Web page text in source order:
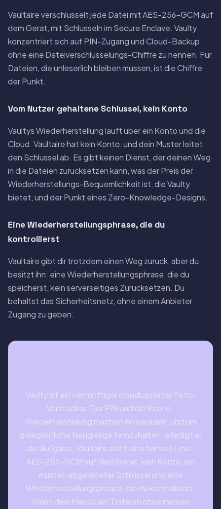
Vaultaire verschlusselt jede Datei mit AES-256-GCM auf
dem Gerat, mit Schlusseln im Secure Enclave. Vaulty
konzentriert sich auf PIN-Zugang und Cloud-Backup
ohne eine Dateiverschlusselungs-Chiffre zu nennen. Fur
Dateien, die unleserlich bleiben mussen, ist die Chiffre
der Punkt.
Vom Nutzer gehaltene Schlussel, kein Konto
Vaultys Wiederherstellung lauft uber ein Konto und die
Cloud. Vaultaire hat kein Konto, und dein Muster leitet
den Schlussel ab. Es gibt keinen Dienst, der deinen Weg
in die Dateien zurucksetzen kann, was der Preis der
Wiederherstellungs-Bequemlichkeit ist, die Vaulty
bietet, und der Punkt eines Zero-Knowledge-Designs.
Eine Wiederherstellungsphrase, die du
kontrollierst
Vaultaire gibt dir trotzdem einen Weg zuruck, aber du
besitzt ihn: eine Wiederherstellungsphrase, die du
speicherst, kein serverseitiges Zurucksetzen. Du
behaltst das Sicherheitsnetz, ohne einem Anbieter
Zugang zu geben.
Vaulty ist ein vernunftiger cloudbasierter Foto-
Verstecker. Der PIN und die Konto-
Wiederherstellung machen ihn bequem, und um
gelegentliche Neugierige fernzuhalten, erledigt er
die Aufgabe. Vaultaire zieht eine hartere Linie:
AES-256-GCM auf dem Gerat, kein Konto, ein
muster-abgeleiteter Schlussel und eine
Wiederherstellungsphrase, die du kontrollierst.
Wenn dein Massstab "Dateien ohne meinen